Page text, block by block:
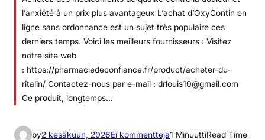
l’anxiété à un prix plus avantageux L’achat d’OxyContin en
ligne sans ordonnance est un sujet très populaire ces
derniers temps. Voici les meilleurs fournisseurs : Visitez
notre site web
: https://pharmaciedeconfiance.fr/product/acheter-du-
ritalin/ Contactez-nous par e-mail : drlouis10@gmail.com
Ce produit, longtemps…
by2 kesäkuun, 2026Ei kommenttejaa
1 MinuuttiRead Time